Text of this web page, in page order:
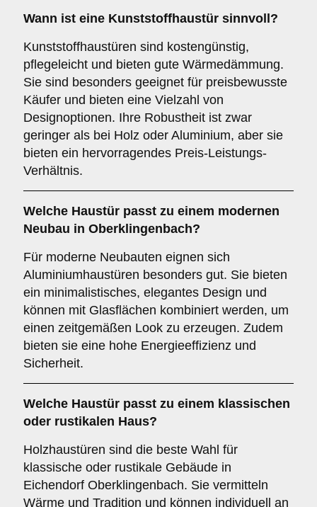
Wann ist eine Kunststoffhaustür sinnvoll?
Kunststoffhaustüren sind kostengünstig,
pflegeleicht und bieten gute Wärmedämmung.
Sie sind besonders geeignet für preisbewusste
Käufer und bieten eine Vielzahl von
Designoptionen. Ihre Robustheit ist zwar
geringer als bei Holz oder Aluminium, aber sie
bieten ein hervorragendes Preis-Leistungs-
Verhältnis.
Welche Haustür passt zu einem modernen
Neubau in Oberklingenbach?
Für moderne Neubauten eignen sich
Aluminiumhaustüren besonders gut. Sie bieten
ein minimalistisches, elegantes Design und
können mit Glasflächen kombiniert werden, um
einen zeitgemäßen Look zu erzeugen. Zudem
bieten sie eine hohe Energieeffizienz und
Sicherheit.
Welche Haustür passt zu einem klassischen
oder rustikalen Haus?
Holzhaustüren sind die beste Wahl für
klassische oder rustikale Gebäude in
Eichendorf Oberklingenbach. Sie vermitteln
Wärme und Tradition und können individuell an